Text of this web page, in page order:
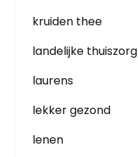
kruiden thee
landelijke thuiszorg
laurens
lekker gezond
lenen